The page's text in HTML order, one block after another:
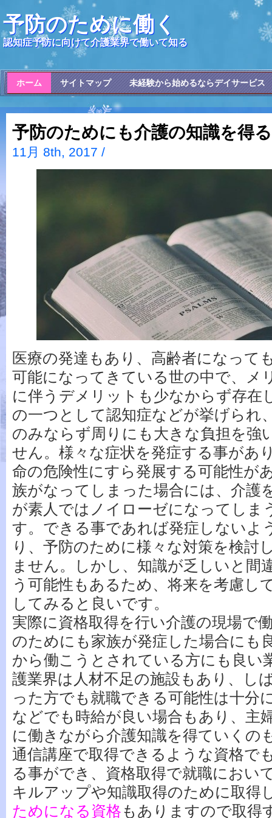
予防のために働く
認知症予防に向けて介護業界で働いて知る
ホーム サイトマップ 未経験から始めるならデイサービス
予防のためにも介護の知識を得る
11月 8th, 2017 /
医療の発達もあり、高齢者になって
可能になってきている世の中で、メ
に伴うデメリットも少なからず存在
の一つとして認知症などが挙げられ
のみならず周りにも大きな負担を強
せん。様々な症状を発症する事があ
命の危険性にすら発展する可能性が
族がなってしまった場合には、介護
が素人ではノイローゼになってしま
す。できる事であれば発症しないよ
り、予防のために様々な対策を検討
ません。しかし、知識が乏しいと間
う可能性もあるため、将来を考慮し
してみると良いです。
実際に資格取得を行い介護の現場で
のためにも家族が発症した場合にも
から働こうとされている方にも良い
護業界は人材不足の施設もあり、し
った方でも就職できる可能性は十分
などでも時給が良い場合もあり、主
に働きながら介護知識を得ていくの
通信講座で取得できるような資格で
る事ができ、資格取得で就職におい
キルアップや知識取得のために取得
ためになる資格もありますので取得